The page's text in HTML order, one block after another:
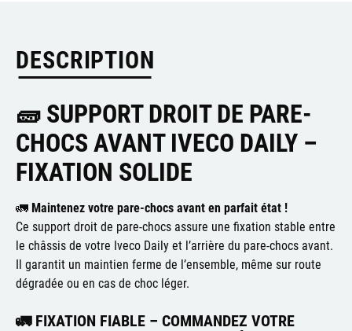
DESCRIPTION
🧱 SUPPORT DROIT DE PARE-
CHOCS AVANT IVECO DAILY –
FIXATION SOLIDE
🚛 Maintenez votre pare-chocs avant en parfait état !
Ce support droit de pare-chocs assure une fixation stable entre
le châssis de votre Iveco Daily et l’arrière du pare-chocs avant.
Il garantit un maintien ferme de l’ensemble, même sur route
dégradée ou en cas de choc léger.
🚛FIXATION FIABLE – COMMANDEZ VOTRE